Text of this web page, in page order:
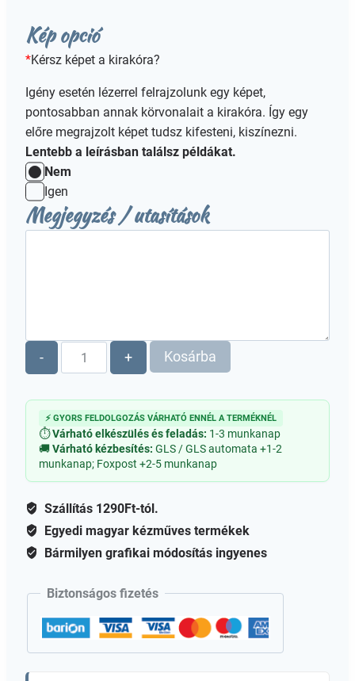
Kép opció
*Kérsz képet a kirakóra?
Igény esetén lézerrel felrajzolunk egy képet,
pontosabban annak körvonalait a kirakóra. Így egy
előre megrajzolt képet tudsz kifesteni, kiszínezni.
Lentebb a leírásban találsz példákat.
Nem
Igen
Megjegyzés / utasítások
-
puzzle
Testreszabható
mennyiség
+ Kosárba
⚡ GYORS FELDOLGOZÁS VÁRHATÓ ENNÉL A TERMÉKNÉL
⏱Várható elkészülés és feladás: 1-3 munkanap
🚚Várható kézbesítés: GLS / GLS automata +1-2
munkanap; Foxpost +2-5 munkanap
Szállítás 1290Ft-tól.
Egyedi magyar kézműves termékek
Bármilyen grafikai módosítás ingyenes
Biztonságos fizetés